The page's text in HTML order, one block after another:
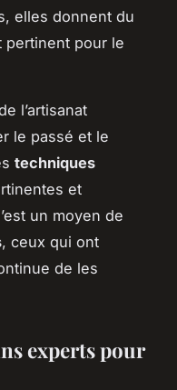
elles donnent du
pertinent pour le
l’artisanat
le passé et le
techniques
et
un moyen de
, ceux qui ont
de les
experts pour